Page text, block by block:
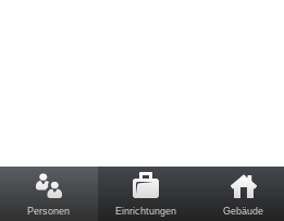
Personen Einrichtungen Gebäude